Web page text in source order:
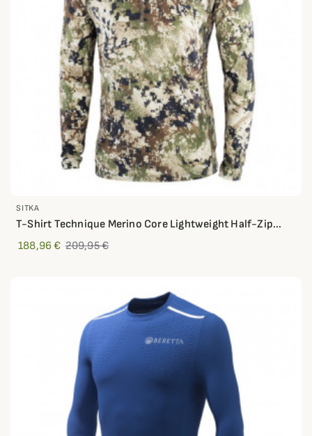
SITKA
T-Shirt Technique Merino Core Lightweight Half-Zip...
188,96 € 209,95 €